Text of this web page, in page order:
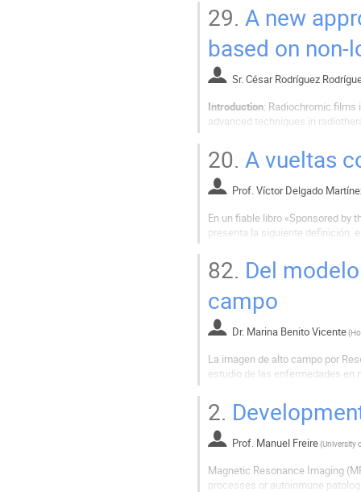
Measurements were done to
29. A new
based on non-
Sr.César Rodríguez
Introduction: Radiochromic
advanced techniques in
read out noise and scanning...
20. A vueltas
Prof. Víctor Delgado
En un fiable libro «Sponsored by
presenta la siguiente definición,
adelante dice: *...with HVL
82. Del
campo
Dr. Marina Benito Vicente(
La imagen de alto campo por
estudio de las enfermedades en
grupos de investigación que ven
2.
Prof. Manuel Freire(University
Magnetic Resonance Imaging
processes or autoinmune